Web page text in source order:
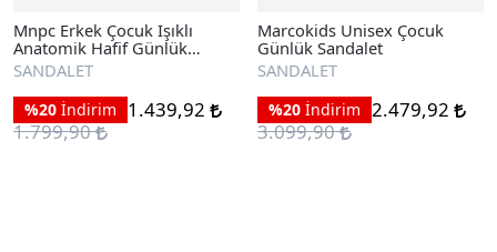
Mnpc Erkek Çocuk Işıklı
Anatomik Hafif Günlük
Sandalet
SANDALET
%20 İndirim
1.439,92
1.799,90
Marcokids Unisex Çocuk
Günlük Sandalet
SANDALET
%20 İndirim 2.479,92
3.099,90